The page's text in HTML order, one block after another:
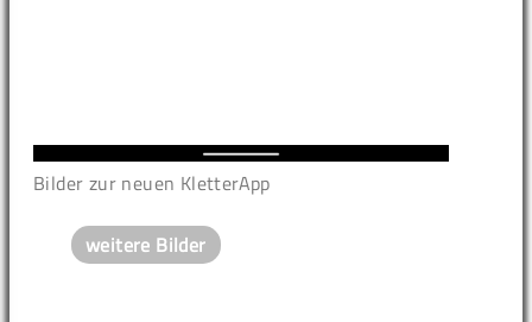
Bilder zur neuen KletterApp
weitere Bilder